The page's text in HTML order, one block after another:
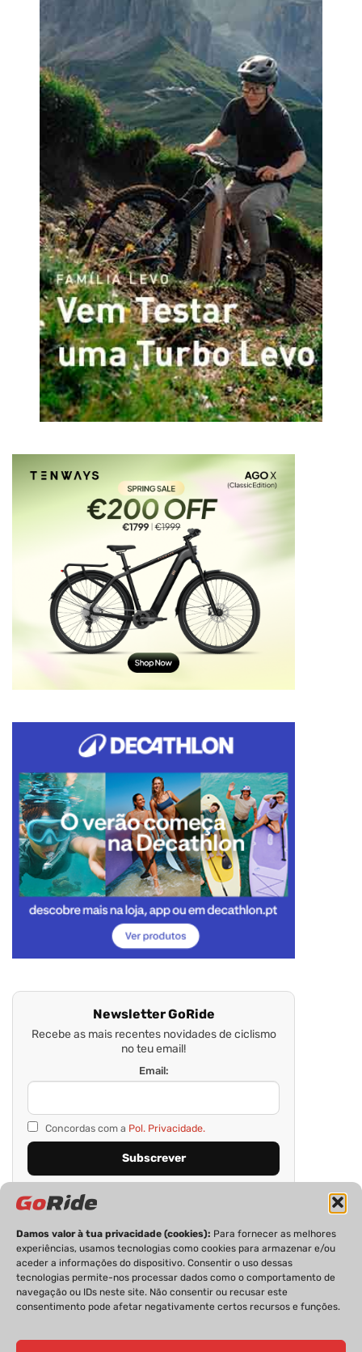
Damos valor à tua privacidade (cookies): Para fornecer as melhores
experiências, usamos tecnologias como cookies para armazenar e/ou
aceder a informações do dispositivo. Consentir o uso dessas
tecnologias permite-nos processar dados como o comportamento de
navegação ou IDs neste site. Não consentir ou recusar este
consentimento pode afetar negativamente certos recursos e funções.
Newsletter GoRide
Recebe as mais recentes novidades de ciclismo
no teu email!
Email:
Concordas com a Pol. Privacidade.
PRIVACIDADE FICHA TÉCNICA
ESTATUTO EDITORIAL